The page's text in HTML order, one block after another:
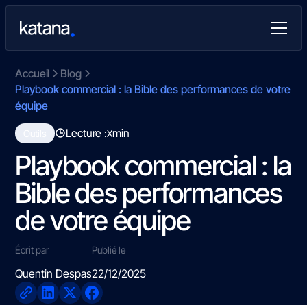
Accueil
Blog
Playbook commercial : la Bible des performances de votre
équipe
Lecture :Xmin
Playbook commercial : la
Bible des performances
de votre équipe
Écrit par
Quentin Despas
Publié le
22/12/2025